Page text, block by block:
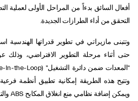
أفعال السائق بدءاً من المراحل الأولى لعملية
التحقق من أداء الطرازات الجديدة.
وتتبنى مازيراتي في تطوير قدراتها الهندسية
حتى أثناء مرحلة التطوير الافتراضي، وذلك
وتتيح هذه الطريقة إمكانية تطبيق أنظمة